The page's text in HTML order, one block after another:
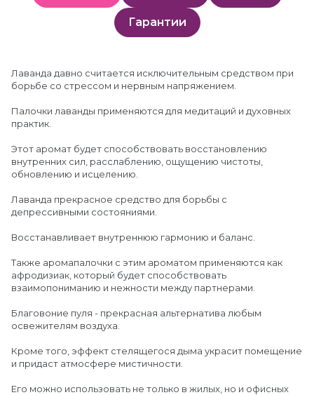
Гарантии
Лаванда давно считается исключительным средством при
борьбе со стрессом и нервным напряжением.
Палочки лаванды применяются для медитаций и духовных
практик.
Этот аромат будет способствовать восстановлению
внутренних сил, расслаблению, ощущению чистоты,
обновлению и исцелению.
Лаванда прекрасное средство для борьбы с
депрессивными состояниями.
Восстанавливает внутреннюю гармонию и баланс.
Также аромапалочки с этим ароматом применяются как
афродизиак, который будет способствовать
взаимопониманию и нежности между партнерами.
Благовоние пуля - прекрасная альтернатива любым
освежителям воздуха.
Кроме того, эффект стелящегося дыма украсит помещение
и придаст атмосфере мистичности.
Его можно использовать не только в жилых, но и офисных